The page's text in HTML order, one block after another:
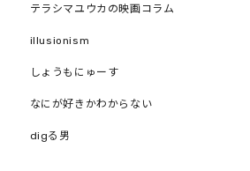
テラシマユウカの映画コラム
illusionism
しょうもにゅーす
なにが好きかわからない
digる男